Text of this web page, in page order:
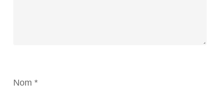
Nom *